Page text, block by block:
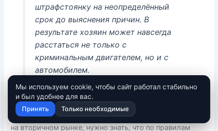
штрафстоянку на неопределённый
срок до выяснения причин. В
результате хозяин может навсегда
расстаться не только с
криминальным двигателем, но и с
автомобилем.
Автолюбителям, покупающим подержанные машины
на вторичном рынке, нужно знать, что по правилам
Мы используем cookie, чтобы сайт работал стабильно
и был удобнее для вас.
Принять Только необходимые